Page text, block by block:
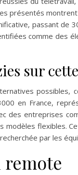
présentés
passant de
comme des
sur
possibles,
en France,
des entreprises
modèles flexibles.
par les
remote